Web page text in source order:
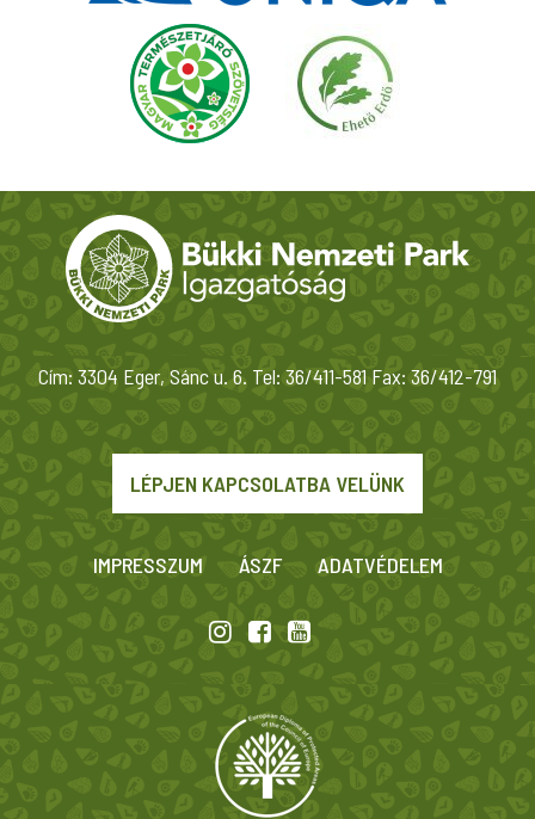
Cím: 3304 Eger, Sánc u. 6. Tel: 36/411-581 Fax: 36/412-791
LÉPJEN KAPCSOLATBA VELÜNK
IMPRESSZUM ÁSZF ADATVÉDELEM